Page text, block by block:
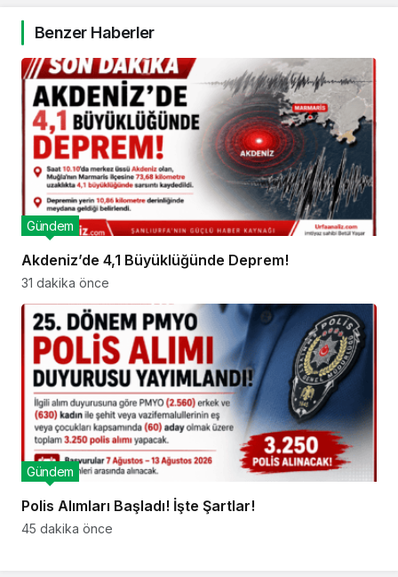
Benzer Haberler
Akdeniz’de 4,1 Büyüklüğünde Deprem!
Gündem
31 dakika önce
Polis Alımları Başladı! İşte Şartlar!
Gündem
45 dakika önce